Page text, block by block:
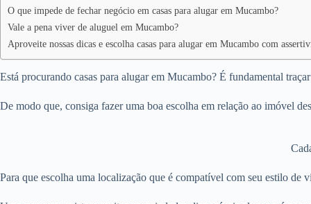
O que impede de fechar negócio em casas para alugar em Mucambo?
Vale a pena viver de aluguel em Mucambo?
Aproveite nossas dicas e escolha casas para alugar em Mucambo com
Está procurando casas para alugar em Mucambo? É fundamental
De modo que, consiga fazer uma boa escolha em relação ao imóvel
Para que escolha uma localização que é compatível com seu estilo de